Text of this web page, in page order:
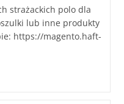
strażackich polo dla
lub inne produkty
https://magento.haft-